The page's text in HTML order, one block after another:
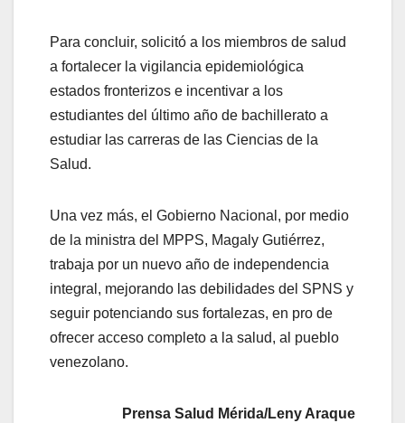
Para concluir, solicitó a los miembros de salud
a fortalecer la vigilancia epidemiológica
estados fronterizos e incentivar a los
estudiantes del último año de bachillerato a
estudiar las carreras de las Ciencias de la
Salud.
Una vez más, el Gobierno Nacional, por medio
de la ministra del MPPS, Magaly Gutiérrez,
trabaja por un nuevo año de independencia
integral, mejorando las debilidades del SPNS y
seguir potenciando sus fortalezas, en pro de
ofrecer acceso completo a la salud, al pueblo
venezolano.
Prensa Salud Mérida/Leny Araque